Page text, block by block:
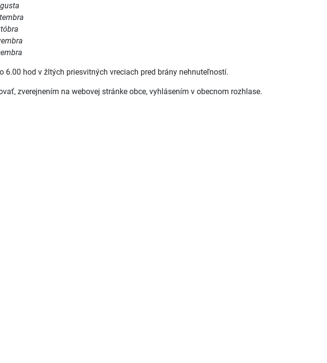
hod v žltých priesvitných vreciach pred brány nehnuteľností.
zverejnením na webovej stránke obce, vyhlásením v obecnom rozhlase.